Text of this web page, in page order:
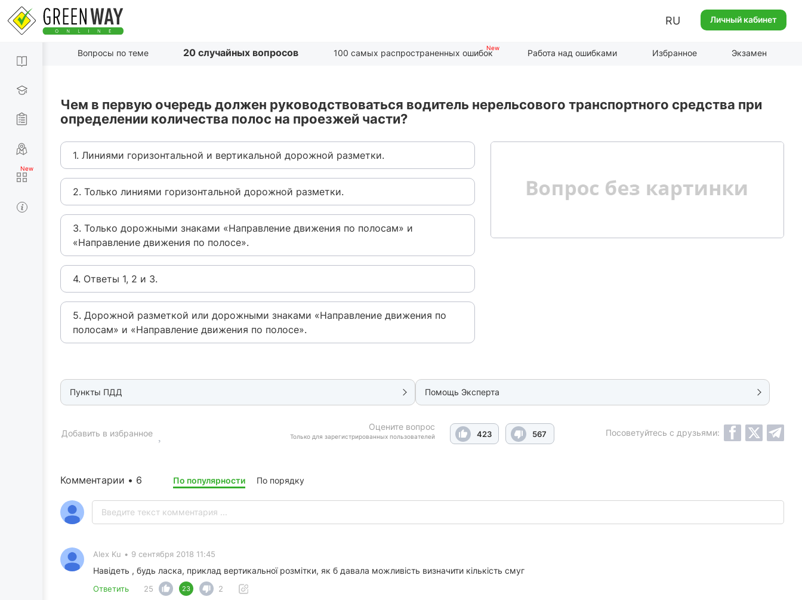
RU Личный кабинет
Вопросы по теме 20 случайных вопросов 100 самых распространенных ошибок Работа над ошибками Избранное Экзамен
Чем в первую очередь должен руководствоваться водитель нерельсового транспортного средства при
определении количества полос на проезжей части?
1. Линиями горизонтальной и вертикальной дорожной разметки.
2. Только линиями горизонтальной дорожной разметки.
3. Только дорожными знаками «Направление движения по полосам» и
«Направление движения по полосе».
4. Ответы 1, 2 и 3.
5. Дорожной разметкой или дорожными знаками «Направление движения по
полосам» и «Направление движения по полосе».
Пункты ПДД Помощь Эксперта
Оцените вопрос
Только для зарегистрированных пользователей 423 567
Добавить в избранное Посоветуйтесь с друзьями:
Комментарии • 6 По популярности По порядку
Alex Ku • 9 сентября 2018 11:45
Навідеть , будь ласка, приклад вертикальної розмітки, як б давала можливість визначити кількість смуг
Ответить 25 23 2